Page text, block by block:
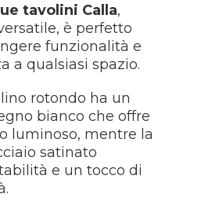
tavolini Calla,
è perfetto
funzionalità e
a qualsiasi spazio.
rotondo ha un
bianco che offre
luminoso, mentre la
satinato
e un tocco di